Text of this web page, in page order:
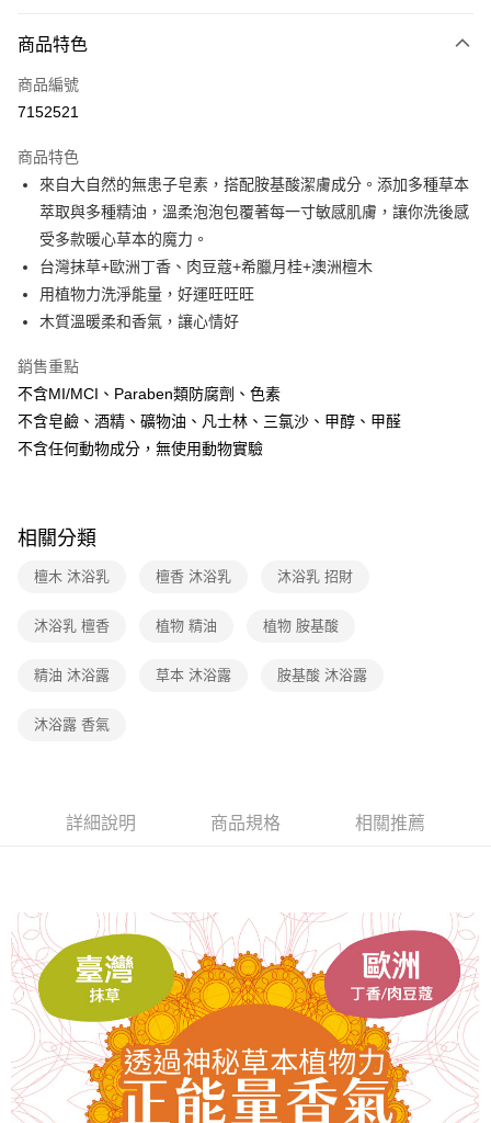
信用卡一次付款
超商取貨付款
Apple Pay
悠遊付
Google Pay
大哥付你分期
相關說明
1.本服務由台灣大哥大提供，台灣大哥大用戶可立即使用無須另外申請。
2.付款方式選擇「大哥付你分期」，訂單成立後會自動跳轉到大哥付的交易
流程，驗證手機門號後，選擇欲分期的期數、繳款截止日，確認付款後即完
成交易。
3.實際核准額度、可分期數及費用金額請依後續交易確認頁面所載為準。
【繳款方式說明】
1.分期款項不併入電信帳單，「大哥付你分期」於每月結算日後寄送繳費提
醒簡訊。
1.本服務係由「台灣大哥大股份有限公司」（以下簡稱本公司）所提供，讓
2.基於同意付款使用「大哥付你分期」之契約關係目的，商店將以您的個人
AFTEE先享後付
相關說明
【關於「AFTEE先享後付」】
AFTEE先享後付是「在收到商品之後才付款」的支付方式。 讓您購物簡單
便利好安心！
１．於結帳方式選擇「AFTEE先享後付」後，將跳轉至「AFTEE先享後付」
２．訂單成立數日內，您將收到繳費通知簡訊。
３．收到繳費通知簡訊後14天內，點擊此簡訊中的連結，可透過四大超商／
※ 請注意：結帳手續完成當下不需立刻繳費，但若您需要取消訂單，請聯絡
後付繳納相關費用。
※ 交易是否成功請以「AFTEE先享後付 」之結帳頁面顯示為準，若有關於
【注意事項】
１．透過由恩沛科技股份有限公司提供之「AFTEE先享後付」服務完成之交
https://aftee.tw/terms/#terms3
３．未成年的使用者請事先徵得法定代理人或監護人之同意方可使用
「AFTEE先享後付」，若未經同意申辦者引起之損失，本公司不負相關責
任。
４．使用「AFTEE先享後付」時，將依據個別帳號之用戶狀況，依本公司即
時審查核予不同之上限額度；若仍有額度不足之情形，本公司將視審查結果
請求用戶進行身份認證。
５．嚴禁一人註冊多個帳號或使用他人資訊註冊。若發現惡意使用之情形，
恩沛科技股份有限公司將有權停止該用戶之使用額度並採取法律行動。
運送方式
全家取貨付款
7-11取貨付款
免運費
免運費
貨到付款
免運費
商品特色
商品編號
7152521
商品特色
來自大自然的無患子皂素，搭配胺基酸潔膚成分。添加多種草本
萃取與多種精油，溫柔泡泡包覆著每一寸敏感肌膚，讓你洗後感
受多款暖心草本的魔力。
台灣抹草+歐洲丁香、肉豆蔻+希臘月桂+澳洲檀木
用植物力洗淨能量，好運旺旺旺
木質溫暖柔和香氣，讓心情好
銷售重點
不含MI/MCI、Paraben類防腐劑、色素
不含皂鹼、酒精、礦物油、凡士林、三氯沙、甲醇、甲醛
不含任何動物成分，無使用動物實驗
相關分類
檀木 沐浴乳 檀香 沐浴乳 沐浴乳 招財
沐浴乳 檀香 植物 精油 植物 胺基酸
精油 沐浴露 草本 沐浴露 胺基酸 沐浴露
沐浴露 香氣
詳細說明 商品規格 相關推薦